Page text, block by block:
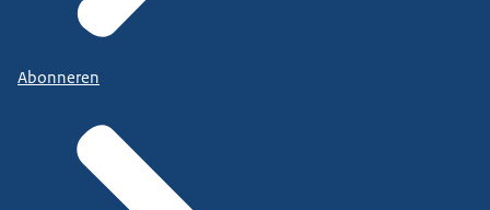
Abonneren